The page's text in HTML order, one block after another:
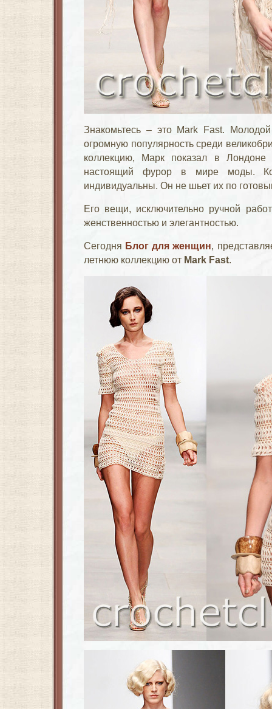
Знакомьтесь – это Mark Fast.
огромную популярность среди
коллекцию, Марк показал в
настоящий фурор в мире моды.
индивидуальны. Он не шьет их по
Его вещи, исключительно ручной
женственностью и элегантностью.
Сегодня Блог для женщин,
летнюю коллекцию от Mark Fast.